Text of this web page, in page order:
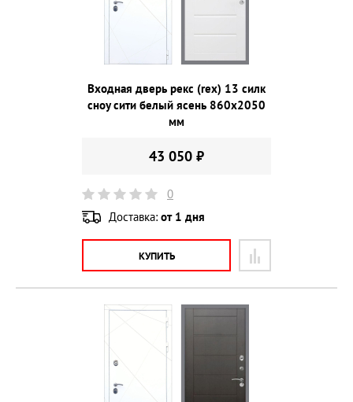
Входная дверь рекс (rex) 13 силк
сноу сити белый ясень 860х2050
мм
43 050 ₽
0
Доставка: от 1 дня
КУПИТЬ